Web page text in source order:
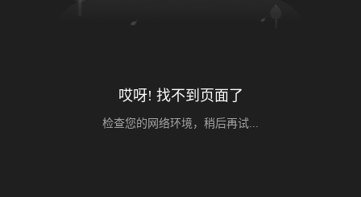
哎呀! 找不到页面了
检查您的网络环境，稍后再试...